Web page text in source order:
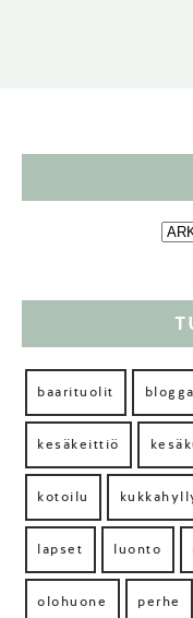
baarituolit
kesäkeittiö
kotoilu
lapset luonto
olohuone perhe